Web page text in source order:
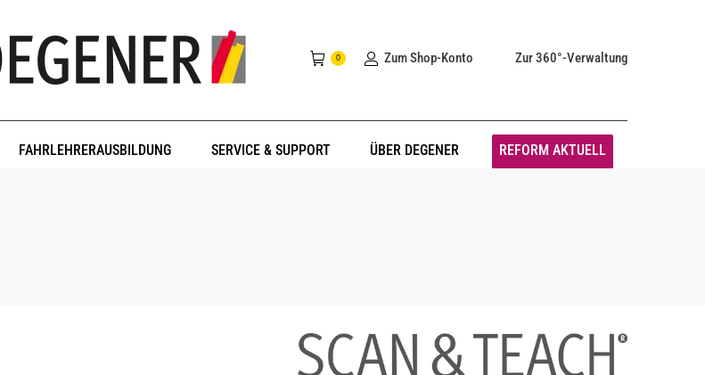
0 Zum Shop-Konto Zur 360°-Verwaltung
FAHRLEHRERAUSBILDUNG SERVICE & SUPPORT ÜBER DEGENER REFORM AKTUELL